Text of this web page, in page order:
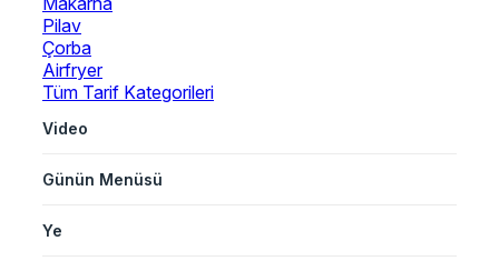
Pilav
Çorba
Airfryer
Tüm Tarif Kategorileri
Video
Günün Menüsü
Ye